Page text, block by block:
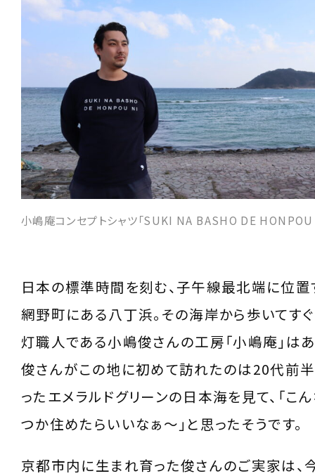
小嶋庵コンセプトシャツ「SUKI NA BASHO DE HONPOU
日本の標準時間を刻む、子午線最北端に位
網野町にある八丁浜。その海岸から歩いてす
灯職人である小嶋俊さんの工房「小嶋庵」はあ
俊さんがこの地に初めて訪れたのは20代前
ったエメラルドグリーンの日本海を見て、「こ
つか住めたらいいなぁ〜」と思ったそうです。
京都市内に生まれ育った俊さんのご実家は、